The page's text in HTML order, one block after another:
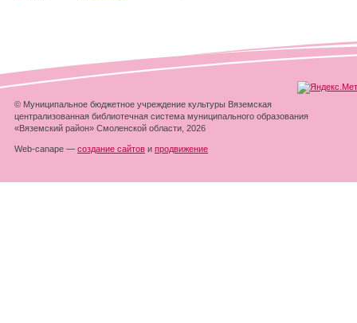
© Муниципальное бюджетное учреждение культуры Вяземская
централизованная библиотечная система муниципального образования
«Вяземский район» Смоленской области, 2026
Web-canape — создание сайтов и продвижение